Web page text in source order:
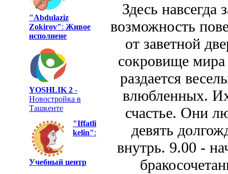
"Abdulaziz
Zokirov": Живое
исполнеие
YOSHLIK 2 -
Новостройка в
Ташкенте
"Iffatli
kelin":
Учебный центр
Здесь
возможность
от заветной
сокровище
раздается
влюбленных.
счастье. Они
девять
внутрь. 9.00 -